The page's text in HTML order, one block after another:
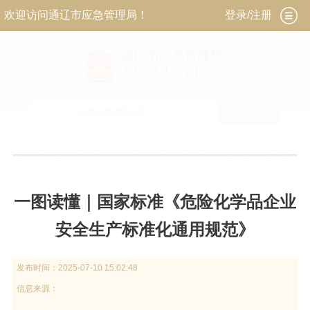
欢迎访问通辽市应急管理局！ 登录/注册
当前位置：首页>政务公开>政府信息公开>法
一图读懂｜国家标准《危险化学品企业
安全生产标准化通用规范》
发布时间： 2025-07-10 15:02:48
信息来源：